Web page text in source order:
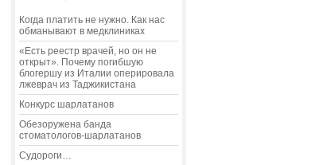
Когда платить не нужно. Как нас
обманывают в медклиниках
«Есть реестр врачей, но он не
открыт». Почему погибшую
блогершу из Италии оперировала
лжеврач из Таджикистана
Конкурс шарлатанов
Обезоружена банда
стоматологов-шарлатанов
Судороги…